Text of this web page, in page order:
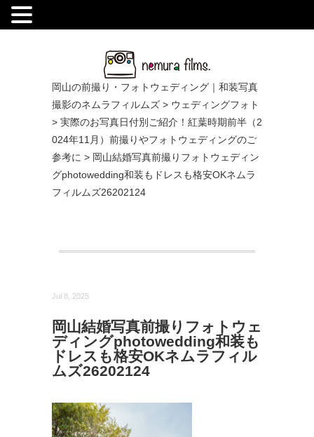
岡山の前撮り・フォトウェディング｜和装写真
撮影のネムラフィルムズ > ウェディングフォト
> 実際のお写真日付別ご紹介！紅葉時期前半（2
024年11月）前撮りやフォトウェディングのご
参考に > 岡山結婚写真前撮りフォトウェディン
グphotowedding和装もドレスも格安OKネムラ
フィルムズ26202124
Jul 8, 2025
岡山結婚写真前撮りフォトウェ
ディングphotowedding和装も
ドレスも格安OKネムラフィル
ムズ26202124